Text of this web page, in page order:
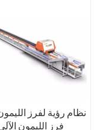
نظام رؤية لفرز
فرز الليمون